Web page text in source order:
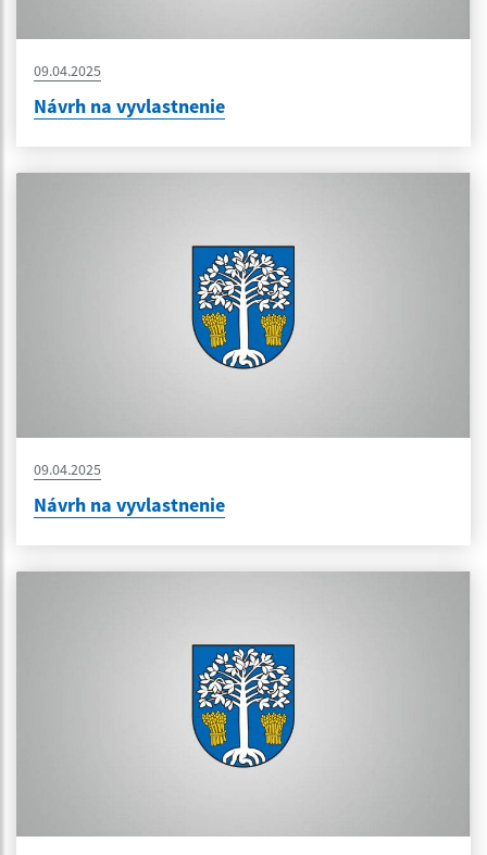
09.04.2025
Návrh na vyvlastnenie
09.04.2025
Návrh na vyvlastnenie